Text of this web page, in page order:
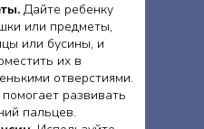
Дайте ребенку
или предметы,
или бусины, и
их в
отверстиями.
развивать
пальцев.